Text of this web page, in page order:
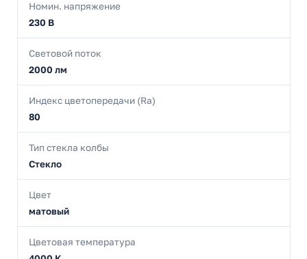
Номин. напряжение
230 В
Световой поток
2000 лм
Индекс цветопередачи (Ra)
80
Тип стекла колбы
Cтекло
Цвет
матовый
Цветовая температура